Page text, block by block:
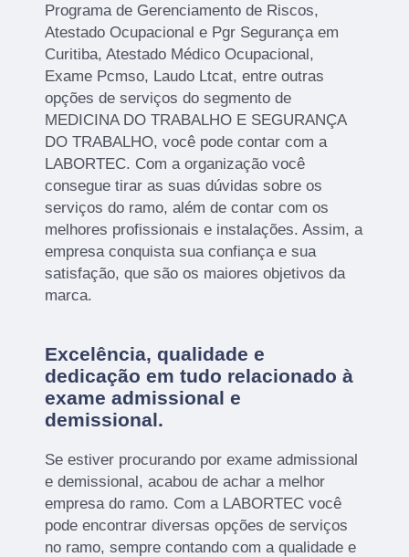
Programa de Gerenciamento de Riscos,
Atestado Ocupacional e Pgr Segurança em
Curitiba, Atestado Médico Ocupacional,
Exame Pcmso, Laudo Ltcat, entre outras
opções de serviços do segmento de
MEDICINA DO TRABALHO E SEGURANÇA
DO TRABALHO, você pode contar com a
LABORTEC. Com a organização você
consegue tirar as suas dúvidas sobre os
serviços do ramo, além de contar com os
melhores profissionais e instalações. Assim, a
empresa conquista sua confiança e sua
satisfação, que são os maiores objetivos da
marca.
Excelência, qualidade e
dedicação em tudo relacionado à
exame admissional e
demissional.
Se estiver procurando por exame admissional
e demissional, acabou de achar a melhor
empresa do ramo. Com a LABORTEC você
pode encontrar diversas opções de serviços
no ramo, sempre contando com a qualidade e